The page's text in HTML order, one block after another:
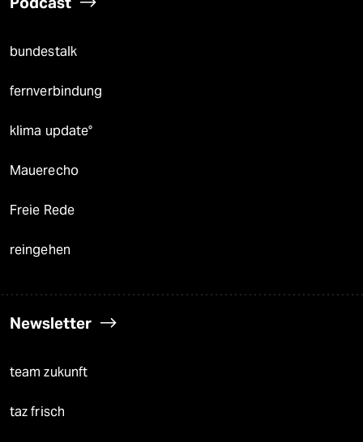
bundestalk
fernverbindung
klima update°
Mauerecho
Freie Rede
reingehen
Newsletter
team zukunft
taz frisch